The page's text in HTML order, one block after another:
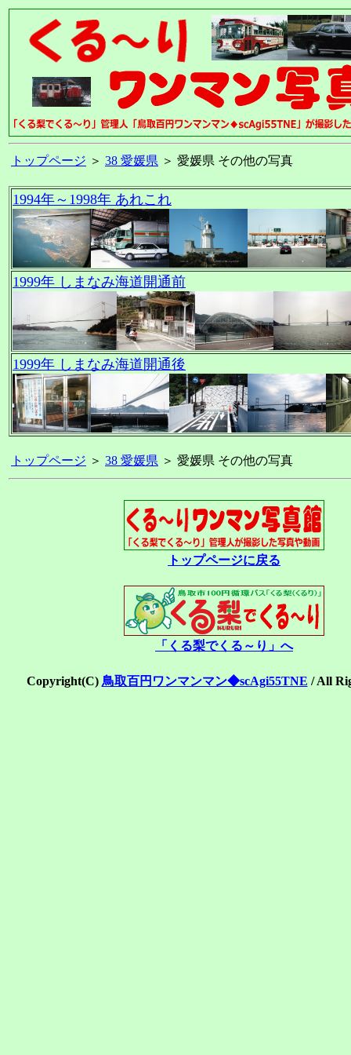
トップページ ＞ 38 愛媛県 ＞ 愛媛県 その他の写真
1994年～1998年 あれこれ
1999年 しまなみ海道開通前
1999年 しまなみ海道開通後
トップページ ＞ 38 愛媛県 ＞ 愛媛県 その他の写真
トップページに戻る
「くる梨でくる～り」へ
Copyright(C) 鳥取百円ワンマンマン◆scAgi55TNE / All